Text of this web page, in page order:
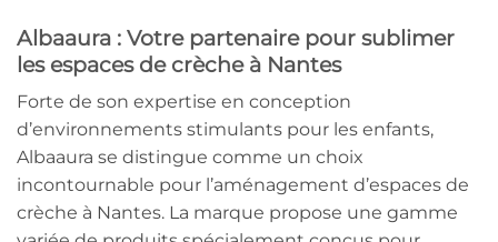
Albaaura : Votre partenaire pour sublimer
les espaces de crèche à Nantes
Forte de son expertise en conception
d’environnements stimulants pour les enfants,
Albaaura se distingue comme un choix
incontournable pour l’aménagement d’espaces de
crèche à Nantes. La marque propose une gamme